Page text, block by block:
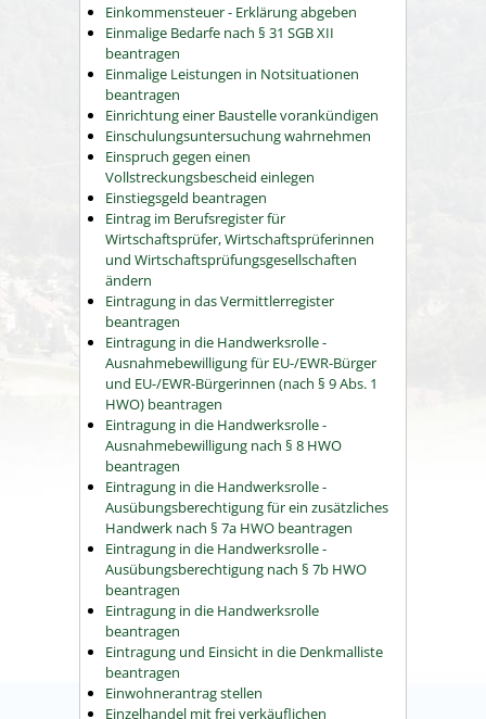
Einkommensteuer - Erklärung abgeben
Einmalige Bedarfe nach § 31 SGB XII
beantragen
Einmalige Leistungen in Notsituationen
beantragen
Einrichtung einer Baustelle vorankündigen
Einschulungsuntersuchung wahrnehmen
Einspruch gegen einen
Vollstreckungsbescheid einlegen
Einstiegsgeld beantragen
Eintrag im Berufsregister für
Wirtschaftsprüfer, Wirtschaftsprüferinnen
und Wirtschaftsprüfungsgesellschaften
ändern
Eintragung in das Vermittlerregister
beantragen
Eintragung in die Handwerksrolle -
Ausnahmebewilligung für EU-/EWR-Bürger
und EU-/EWR-Bürgerinnen (nach § 9 Abs. 1
HWO) beantragen
Eintragung in die Handwerksrolle -
Ausnahmebewilligung nach § 8 HWO
beantragen
Eintragung in die Handwerksrolle -
Ausübungsberechtigung für ein zusätzliches
Handwerk nach § 7a HWO beantragen
Eintragung in die Handwerksrolle -
Ausübungsberechtigung nach § 7b HWO
beantragen
Eintragung in die Handwerksrolle
beantragen
Eintragung und Einsicht in die Denkmalliste
beantragen
Einwohnerantrag stellen
Einzelhandel mit frei verkäuflichen